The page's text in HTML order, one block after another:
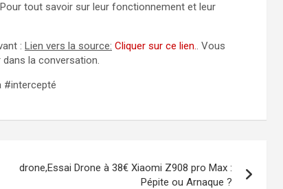
tout savoir sur leur fonctionnement et leur
: Lien vers la source: Cliquer sur ce lien.. Vous
la conversation.
#intercepté
drone,Essai Drone à 38€ Xiaomi Z908 pro Max :
Pépite ou Arnaque ?